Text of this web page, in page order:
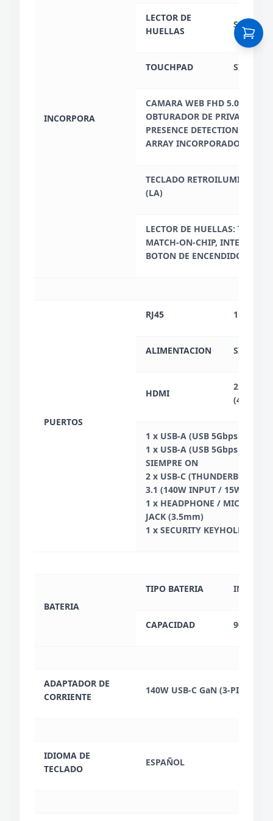
INCORPORA
LECTOR DE
HUELLAS
SI
TOUCHPAD SI
CAMARA WEB FHD 5.0MP + IR
OBTURADOR DE
PRESENCE DETECTION /
ARRAY INCORPORADOS
TECLADO RETROILUMINADO
(LA)
LECTOR DE HUELLAS: TOUCH
MATCH-ON-CHIP, INTEGRADO
BOTON DE ENCENDIDO
PUERTOS
RJ45 1
ALIMENTACION SI
HDMI
2.1:
(4K/
1 x USB-A (USB 5Gbps / USB
1 x USB-A (USB 5Gbps / USB
SIEMPRE ON
2 x USB-C (THUNDERBOLT 4),
3.1 (140W INPUT / 15W
1 x HEADPHONE /
JACK (3.5mm)
1 x SECURITY KEYHOLE
BATERIA
TIPO BATERIA
CAPACIDAD 90 WH
ADAPTADOR DE
CORRIENTE
140W USB-C GaN (3-PIN)
IDIOMA DE
TECLADO
ESPAÑOL